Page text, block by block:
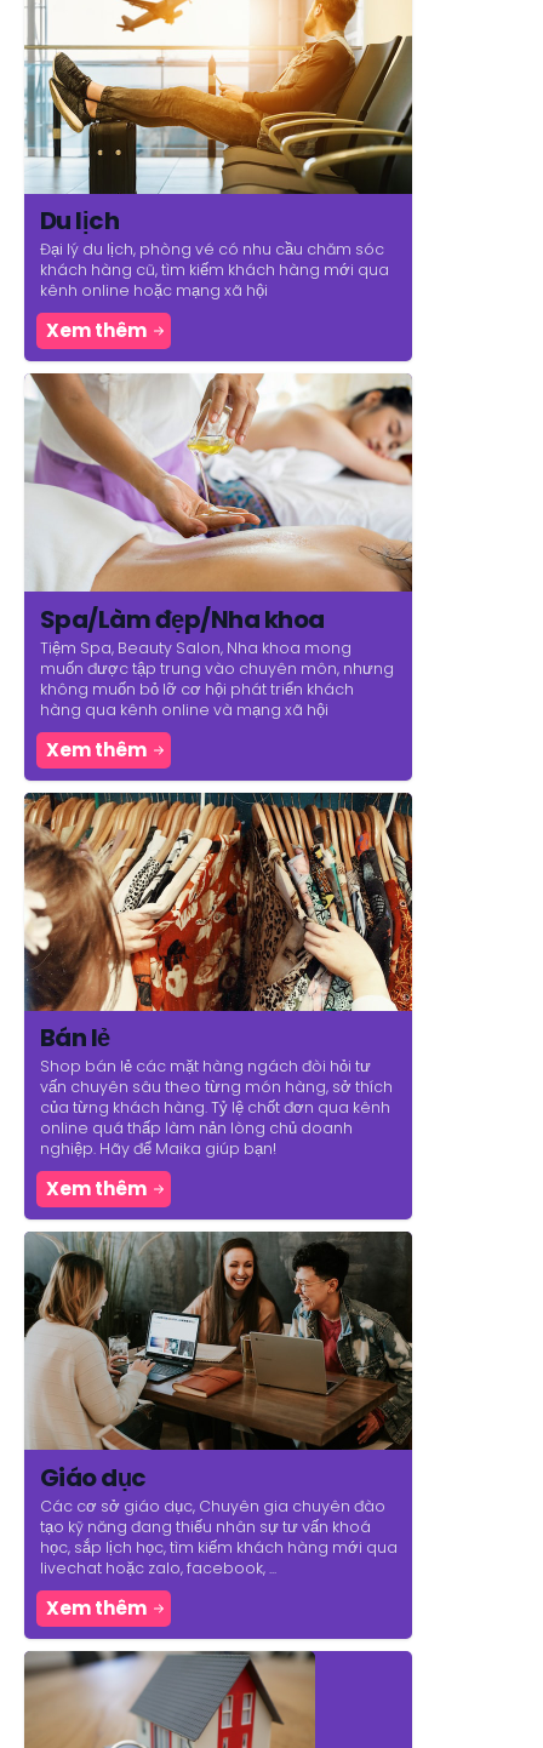
Du lịch
Đại lý du lịch, phòng vé có nhu cầu chăm sóc
khách hàng cũ, tìm kiếm khách hàng mới qua
kênh online hoặc mạng xã hội
Xem thêm
Spa/Làm đẹp/Nha khoa
Tiệm Spa, Beauty Salon, Nha khoa mong
muốn được tập trung vào chuyên môn, nhưng
không muốn bỏ lỡ cơ hội phát triển khách
hàng qua kênh online và mạng xã hội
Xem thêm
Bán lẻ
Shop bán lẻ các mặt hàng ngách đòi hỏi tư
vấn chuyên sâu theo từng món hàng, sở thích
của từng khách hàng. Tỷ lệ chốt đơn qua kênh
online quá thấp làm nản lòng chủ doanh
nghiệp. Hãy để Maika giúp bạn!
Xem thêm
Giáo dục
Các cơ sở giáo dục, Chuyên gia chuyên đào
tạo kỹ năng đang thiếu nhân sự tư vấn khoá
học, sắp lịch học, tìm kiếm khách hàng mới qua
livechat hoặc zalo, facebook, ...
Xem thêm